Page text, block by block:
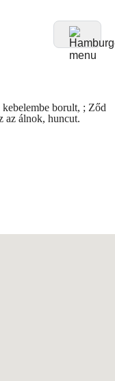
borult, ; Ződ
az álnok, huncut.